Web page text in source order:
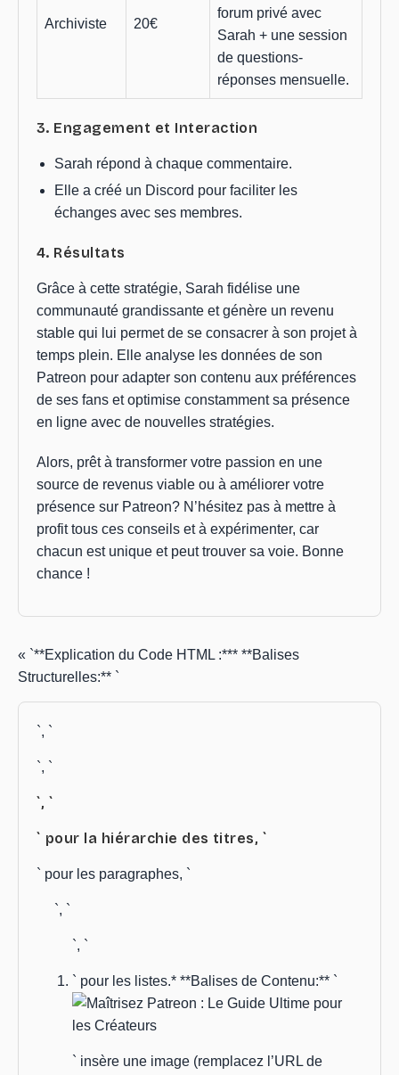
Archiviste 20€
forum privé avec
Sarah + une session
de questions-
réponses mensuelle.
3. Engagement et Interaction
Sarah répond à chaque commentaire.
Elle a créé un Discord pour faciliter les
échanges avec ses membres.
4. Résultats
Grâce à cette stratégie, Sarah fidélise une
communauté grandissante et génère un revenu
stable qui lui permet de se consacrer à son projet à
temps plein. Elle analyse les données de son
Patreon pour adapter son contenu aux préférences
de ses fans et optimise constamment sa présence
en ligne avec de nouvelles stratégies.
Alors, prêt à transformer votre passion en une
source de revenus viable ou à améliorer votre
présence sur Patreon? N’hésitez pas à mettre à
profit tous ces conseils et à expérimenter, car
chacun est unique et peut trouver sa voie. Bonne
chance !
« `**Explication du Code HTML :*** **Balises
Structurelles:** `
`, `
`, `
`, `
` pour la hiérarchie des titres, `
` pour les paragraphes, `
`, `
`, `
` pour les listes.* **Balises de Contenu:** `
` insère une image (remplacez l’URL de